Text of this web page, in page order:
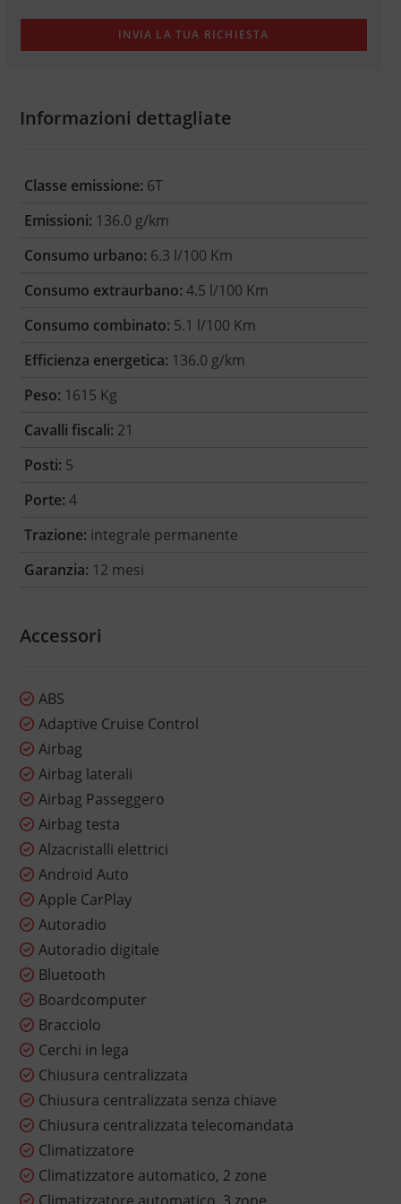
Informazioni dettagliate
Classe emissione: 6T
Emissioni: 136.0 g/km
Consumo urbano: 6.3 l/100 Km
Consumo extraurbano: 4.5 l/100 Km
Consumo combinato: 5.1 l/100 Km
Efficienza energetica: 136.0 g/km
Peso: 1615 Kg
Cavalli fiscali: 21
Posti: 5
Porte: 4
Trazione: integrale permanente
Garanzia: 12 mesi
Accessori
ABS
Adaptive Cruise Control
Airbag
Airbag laterali
Airbag Passeggero
Airbag testa
Alzacristalli elettrici
Android Auto
Apple CarPlay
Autoradio
Autoradio digitale
Bluetooth
Boardcomputer
Bracciolo
Cerchi in lega
Chiusura centralizzata
Chiusura centralizzata senza chiave
Chiusura centralizzata telecomandata
Climatizzatore
Climatizzatore automatico, 2 zone